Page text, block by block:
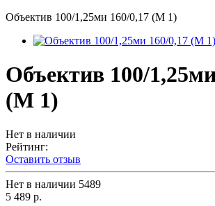
Объектив 100/1,25ми 160/0,17 (М 1)
Объектив 100/
(М 1)
Нет в наличии
Рейтинг:
Оставить отзыв
Нет в наличии 5489
5 489 р.